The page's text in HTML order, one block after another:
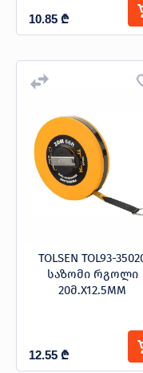
10.85 ₾
TOLSEN TOL93-
საზომი რგოლი
20მ.X12.5MM
12.55 ₾